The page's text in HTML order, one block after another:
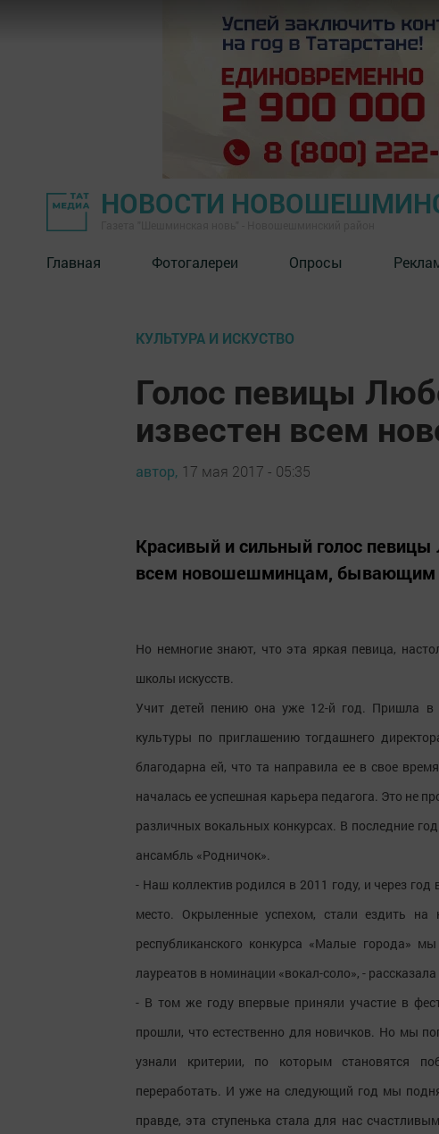
НОВОСТИ
Главная Фотогалереи Опросы
КУЛЬТУРА И ИСКУСТВО
Голос певицы
известен всем
автор, 17 мая 2017 - 05:35
Красивый и сильный голос певицы
всем новошешминцам, бывающим
Но немногие знают, что эта яркая певица,
школы искусств.
Учит детей пению она уже 12-й год. Пришла
культуры по приглашению тогдашнего
благодарна ей, что та направила ее в свое
началась ее успешная карьера педагога. Это не
различных вокальных конкурсах. В последние
ансамбль «Родничок».
- Наш коллектив родился в 2011 году, и через
место. Окрыленные успехом, стали ездить
республиканского конкурса «Малые города»
лауреатов в номинации «вокал-соло», -
- В том же году впервые приняли участие в
прошли, что естественно для новичков. Но мы
узнали критерии, по которым становятся
переработать. И уже на следующий год мы
правде, эта ступенька стала для нас